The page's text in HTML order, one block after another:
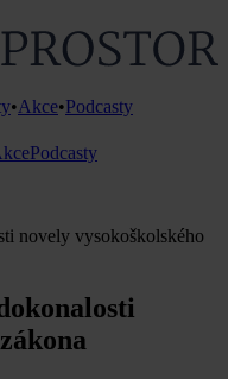
•Akce•Podcasty
Podcasty
novely vysokoškolského